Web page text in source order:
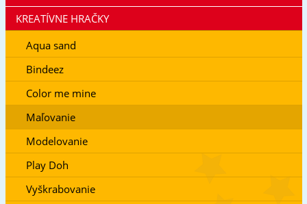
KREATÍVNE HRAČKY
Aqua sand
Bindeez
Color me mine
Maľovanie
Modelovanie
Play Doh
Vyškrabovanie